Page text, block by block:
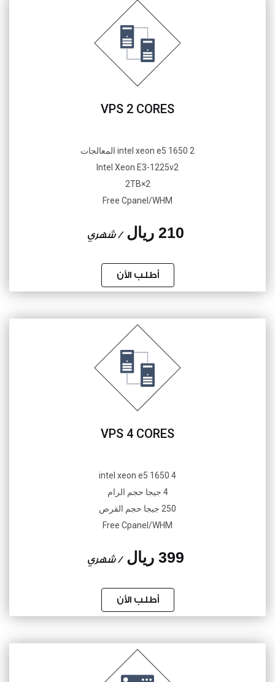
VPS 2 CORES
2 intel xeon e5 1650 المعالجات
Intel Xeon E3-1225v2
2×2TB
Free Cpanel/WHM
210 ريال / شهري
أطلب الأن
VPS 4 CORES
4 intel xeon e5 1650
4 جيجا حجم الرام
250 جيجا حجم القرص
Free Cpanel/WHM
399 ريال / شهري
أطلب الأن